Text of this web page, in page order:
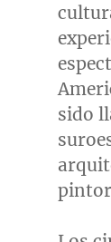
sido